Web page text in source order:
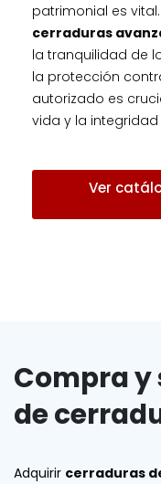
patrimonial es
cerraduras
la tranquilidad de
la protección
autorizado es
vida y la
Ver
Compra
de
Adquirir cerraduras